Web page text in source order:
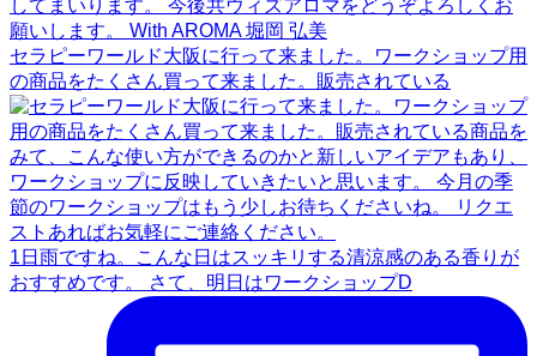
セラピーワールド大阪に行って来ました。ワークショップ用
の商品をたくさん買って来ました。販売されている
1日雨ですね。こんな日はスッキリする清涼感のある香りが
おすすめです。 さて、明日はワークショップD